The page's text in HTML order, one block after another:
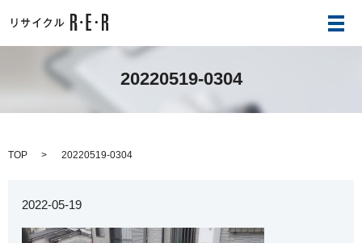
メ
20220519-0304
TOP 20220519-0304
2022-05-19